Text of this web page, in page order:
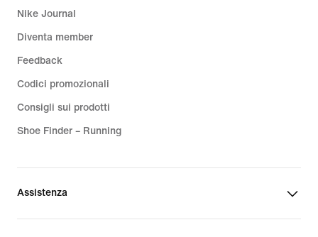
Nike Journal
Diventa member
Feedback
Codici promozionali
Consigli sui prodotti
Shoe Finder – Running
Assistenza